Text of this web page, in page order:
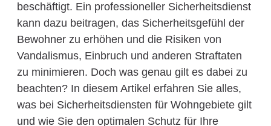
beschäftigt. Ein professioneller Sicherheitsdienst
kann dazu beitragen, das Sicherheitsgefühl der
Bewohner zu erhöhen und die Risiken von
Vandalismus, Einbruch und anderen Straftaten
zu minimieren. Doch was genau gilt es dabei zu
beachten? In diesem Artikel erfahren Sie alles,
was bei Sicherheitsdiensten für Wohngebiete gilt
und wie Sie den optimalen Schutz für Ihre